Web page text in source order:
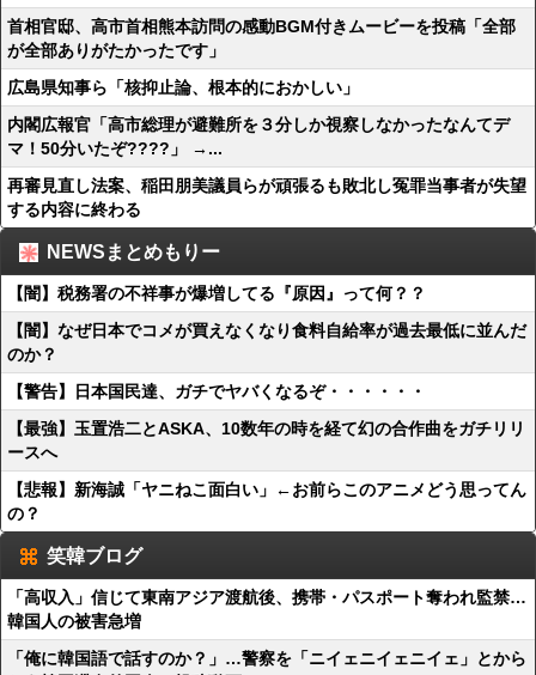
首相官邸、高市首相熊本訪問の感動BGM付きムービーを投稿「全部
が全部ありがたかったです」
広島県知事ら「核抑止論、根本的におかしい」
内閣広報官「高市総理が避難所を３分しか視察しなかったなんてデ
マ！50分いたぞ????」 →...
再審見直し法案、稲田朋美議員らが頑張るも敗北し冤罪当事者が失望
する内容に終わる
NEWSまとめもりー
【闇】税務署の不祥事が爆増してる『原因』って何？？
【闇】なぜ日本でコメが買えなくなり食料自給率が過去最低に並んだ
のか？
【警告】日本国民達、ガチでヤバくなるぞ・・・・・・
【最強】玉置浩二とASKA、10数年の時を経て幻の合作曲をガチリリ
ースへ
【悲報】新海誠「ヤニねこ面白い」←お前らこのアニメどう思ってん
の？
笑韓ブログ
「高収入」信じて東南アジア渡航後、携帯・パスポート奪われ監禁…
韓国人の被害急増
「俺に韓国語で話すのか？」…警察を「ニイェニイェニイェ」とから